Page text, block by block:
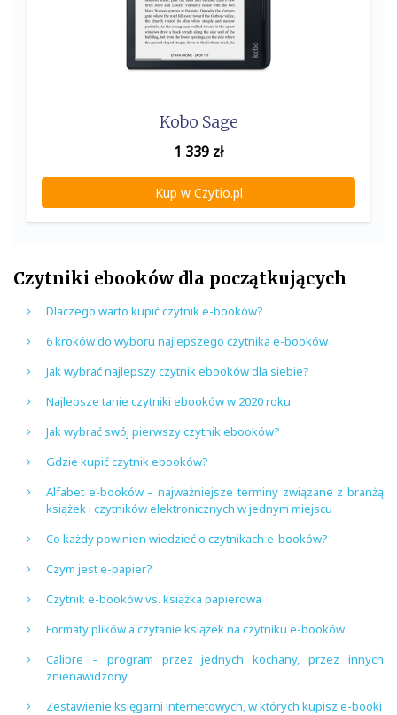
Kobo Sage
1 339 zł
Kup w Czytio.pl
Czytniki ebooków dla początkujących
Dlaczego warto kupić czytnik e-booków?
6 kroków do wyboru najlepszego czytnika e-booków
Jak wybrać najlepszy czytnik ebooków dla siebie?
Najlepsze tanie czytniki ebooków w 2020 roku
Jak wybrać swój pierwszy czytnik ebooków?
Gdzie kupić czytnik ebooków?
Alfabet e-booków – najważniejsze terminy związane z branżą
książek i czytników elektronicznych w jednym miejscu
Co każdy powinien wiedzieć o czytnikach e-booków?
Czym jest e-papier?
Czytnik e-booków vs. książka papierowa
Formaty plików a czytanie książek na czytniku e-booków
Calibre – program przez jednych kochany, przez innych
znienawidzony
Zestawienie księgarni internetowych, w których kupisz e-booki